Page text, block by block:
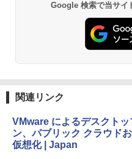
出す プ
ズ (はぴ
￥99
めのAI
￥99
ない、
続バッ
書籍リ
し
ション
るさ自
持続バ
Google 検索で当サイ
関連リンク
VMware によるデスクト
ン、パブリック クラウド
仮想化 | Japan